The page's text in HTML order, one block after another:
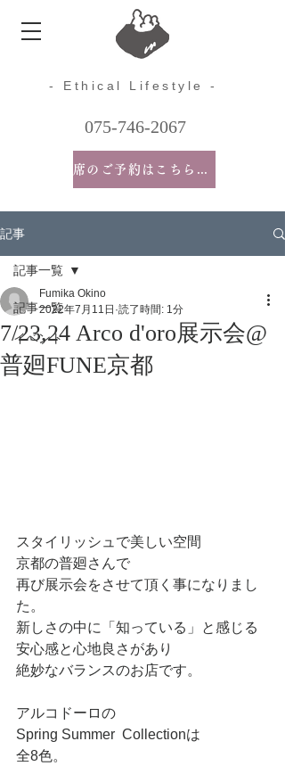
- Ethical Lifestyle -
席のご予約はこちらから
075-746-2067
記事
記事一覧
イベント
記事一覧
7/23,24 Arco d'oro展示会@
普廻FUNE京都
Fumika Okino
2022年7月11日 読了時間: 1分
スタイリッシュで美しい空間
京都の普廻さんで
再び展示会をさせて頂く事になりまし
た。
新しさの中に「知っている」と感じる
安心感と心地良さがあり
絶妙なバランスのお店です。
アルコドーロの
Spring Summer  Collectionは
全8色。